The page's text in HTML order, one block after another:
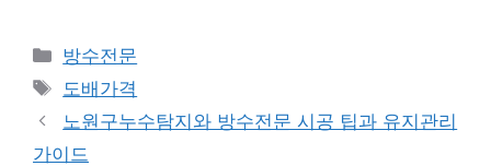
카
테
리
방수전문
태
그
도배가격
노원구누수탐지와 방수전문 시공 팁과 유지관리
가이드